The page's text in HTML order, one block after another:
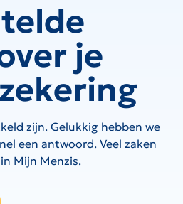
je
zijn. Gelukkig hebben we
een antwoord. Veel zaken
Mijn Menzis.